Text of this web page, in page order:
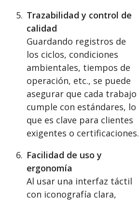
Trazabilidad y control de
calidad
Guardando registros de
los ciclos, condiciones
ambientales, tiempos de
operación, etc., se puede
asegurar que cada trabajo
cumple con estándares, lo
que es clave para clientes
exigentes o certificaciones.
Facilidad de uso y
ergonomía
Al usar una interfaz táctil
con iconografía clara,